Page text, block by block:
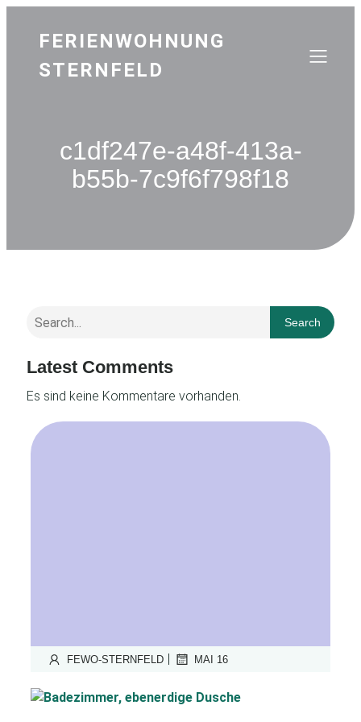
FERIENWOHNUNG
STERNFELD
c1df247e-a48f-413a-
b55b-7c9f6f798f18
Search
Latest Comments
Es sind keine Kommentare vorhanden.
FEWO-STERNFELD | MAI 16